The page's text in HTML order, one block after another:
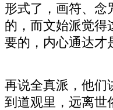
形式了，画符、念
的，而文始派觉得
要的，内心通达才
再说全真派，他们
到道观里，远离世